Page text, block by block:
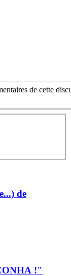
de cette
de
!"